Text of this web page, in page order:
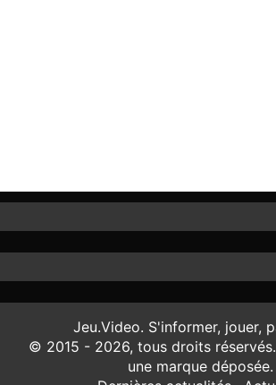
Jeu.Video. S'informer, jouer,
© 2015 - 2026, tous droits
une marque déposée.